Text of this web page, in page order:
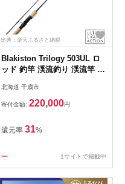
出典：楽天ふるさと納税
Blakiston Trilogy 503UL ロ
ッド 釣竿 渓流釣り 渓流竿 ト
ウトドアスポーツ 釣り フィ
ッシング 北海道ふるさと納税
【北海道千歳市】ギフト ふる
さと納税
北海道 千歳市
寄付金額: 220,000円
還元率 31%
1サイトで掲載中